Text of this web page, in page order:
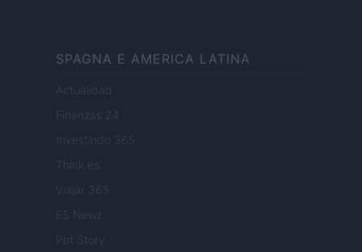
SPAGNA E AMERICA LATINA
Actualidad
Finanzas 24
Investindo 365
Think.es
Viajar 365
ES Newz
Pet Story